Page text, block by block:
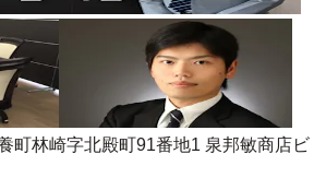
町林崎字北殿町91番地1 泉邦敏商店ビ